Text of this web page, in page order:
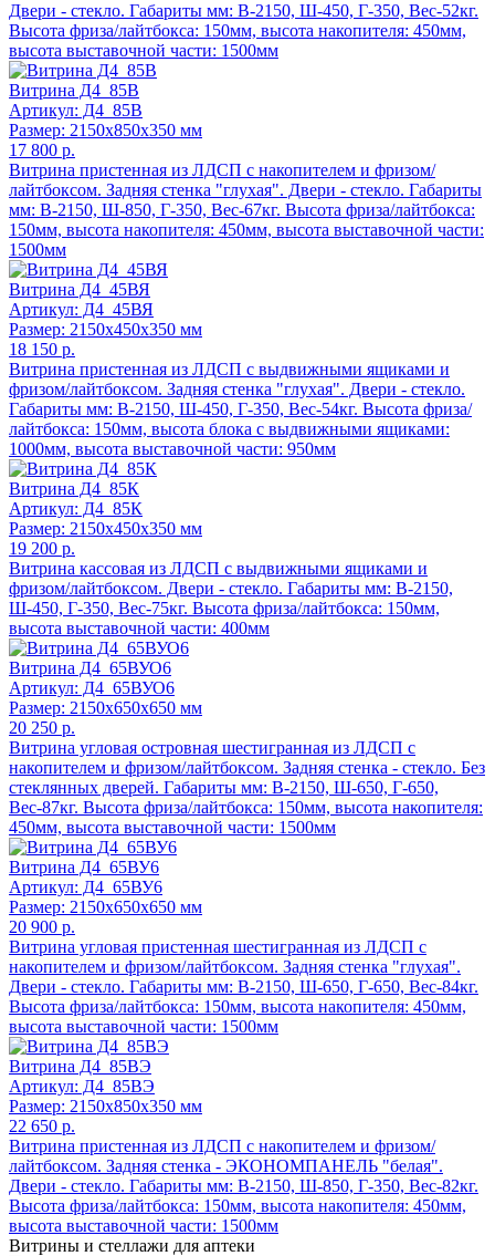
Двери - стекло. Габариты мм: В-2150, Ш-450, Г-350, Вес-52кг.
Высота фриза/лайтбокса: 150мм, высота накопителя: 450мм,
высота выставочной части: 1500мм
Витрина Д4_85В
Артикул: Д4_85В
Размер: 2150x850x350 мм
17 800 р.
Витрина пристенная из ЛДСП с накопителем и фризом/
лайтбоксом. Задняя стенка "глухая". Двери - стекло. Габариты
мм: В-2150, Ш-850, Г-350, Вес-67кг. Высота фриза/лайтбокса:
150мм, высота накопителя: 450мм, высота выставочной части:
1500мм
Витрина Д4_45ВЯ
Артикул: Д4_45ВЯ
Размер: 2150x450x350 мм
18 150 р.
Витрина пристенная из ЛДСП с выдвижными ящиками и
фризом/лайтбоксом. Задняя стенка "глухая". Двери - стекло.
Габариты мм: В-2150, Ш-450, Г-350, Вес-54кг. Высота фриза/
лайтбокса: 150мм, высота блока с выдвижными ящиками:
1000мм, высота выставочной части: 950мм
Витрина Д4_85К
Артикул: Д4_85К
Размер: 2150x450x350 мм
19 200 р.
Витрина кассовая из ЛДСП с выдвижными ящиками и
фризом/лайтбоксом. Двери - стекло. Габариты мм: В-2150,
Ш-450, Г-350, Вес-75кг. Высота фриза/лайтбокса: 150мм,
высота выставочной части: 400мм
Витрина Д4_65ВУО6
Артикул: Д4_65ВУО6
Размер: 2150x650x650 мм
20 250 р.
Витрина угловая островная шестигранная из ЛДСП с
накопителем и фризом/лайтбоксом. Задняя стенка - стекло. Без
стеклянных дверей. Габариты мм: В-2150, Ш-650, Г-650,
Вес-87кг. Высота фриза/лайтбокса: 150мм, высота накопителя:
450мм, высота выставочной части: 1500мм
Витрина Д4_65ВУ6
Артикул: Д4_65ВУ6
Размер: 2150x650x650 мм
20 900 р.
Витрина угловая пристенная шестигранная из ЛДСП с
накопителем и фризом/лайтбоксом. Задняя стенка "глухая".
Двери - стекло. Габариты мм: В-2150, Ш-650, Г-650, Вес-84кг.
Высота фриза/лайтбокса: 150мм, высота накопителя: 450мм,
высота выставочной части: 1500мм
Витрина Д4_85ВЭ
Артикул: Д4_85ВЭ
Размер: 2150x850x350 мм
22 650 р.
Витрина пристенная из ЛДСП с накопителем и фризом/
лайтбоксом. Задняя стенка - ЭКОНОМПАНЕЛЬ "белая".
Двери - стекло. Габариты мм: В-2150, Ш-850, Г-350, Вес-82кг.
Высота фриза/лайтбокса: 150мм, высота накопителя: 450мм,
высота выставочной части: 1500мм
Витрины и стеллажи для аптеки